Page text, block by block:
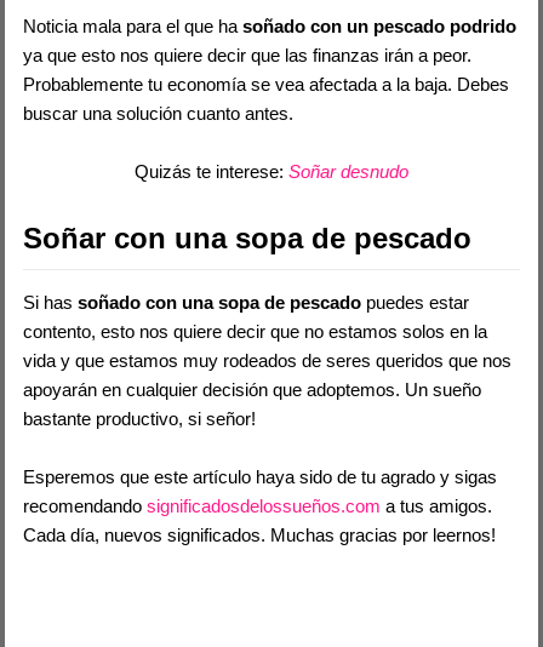
Noticia mala para el que hasoñado con un pescado podrido
ya que esto nos quiere decir que las finanzas irán a peor.
Probablemente tu economía se vea afectada a la baja. Debes
buscar una solución cuanto antes.
Quizás te interese: Soñar desnudo
Soñar con una sopa de pescado
Si hassoñado con una sopa de pescado puedes estar
contento, esto nos quiere decir que no estamos solos en la
vida y que estamos muy rodeados de seres queridos que nos
apoyarán en cualquier decisión que adoptemos. Un sueño
bastante productivo, si señor!
Esperemos que este artículo haya sido de tu agrado y sigas
recomendandosignificadosdelossueños.com a tus amigos.
Cada día, nuevos significados. Muchas gracias por leernos!